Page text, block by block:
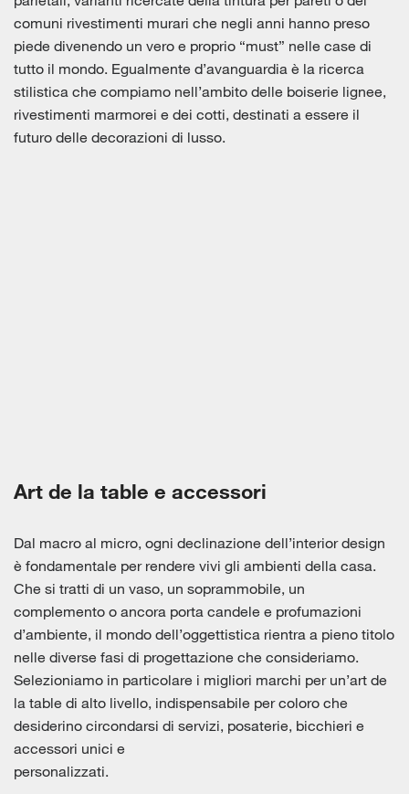
comuni rivestimenti murari che negli anni hanno preso
piede divenendo un vero e proprio “must” nelle case di
tutto il mondo. Egualmente d’avanguardia è la ricerca
stilistica che compiamo nell’ambito delle boiserie lignee,
rivestimenti marmorei e dei cotti, destinati a essere il
futuro delle decorazioni di lusso.
Art de la table e accessori
Dal macro al micro, ogni declinazione dell’interior design
è fondamentale per rendere vivi gli ambienti della casa.
Che si tratti di un vaso, un soprammobile, un
complemento o ancora porta candele e profumazioni
d’ambiente, il mondo dell’oggettistica rientra a pieno titolo
nelle diverse fasi di progettazione che consideriamo.
Selezioniamo in particolare i migliori marchi per un’art de
la table di alto livello, indispensabile per coloro che
desiderino circondarsi di servizi, posaterie, bicchieri e
accessori unici e
personalizzati.